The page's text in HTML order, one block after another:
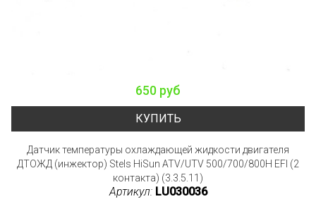
650 руб
КУПИТЬ
Датчик температуры охлаждающей жидкости двигателя
ДТОЖД (инжектор) Stels HiSun ATV/UTV 500/700/800H EFI (2
контакта) (3.3.5.11)
Артикул: LU030036